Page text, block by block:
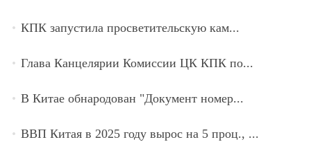
КПК запустила просветительскую кам...
Глава Канцелярии Комиссии ЦК КПК по...
В Китае обнародован "Документ номер...
ВВП Китая в 2025 году вырос на 5 проц., ...